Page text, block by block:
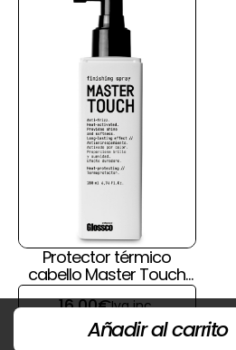
Protector térmico
cabello Master Touch
de Glossco
16,00€Iva inc.
Añadir al carrito